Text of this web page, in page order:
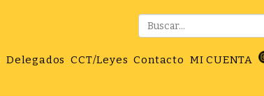
Delegados CCT/Leyes Contacto MI CUENTA